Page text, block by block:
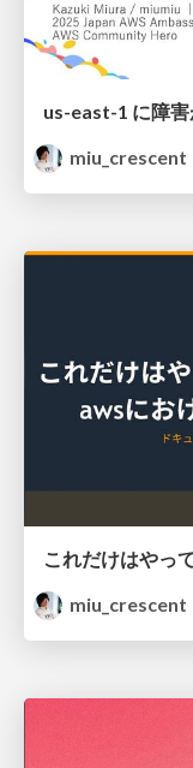
miu_crescent
miu_crescent